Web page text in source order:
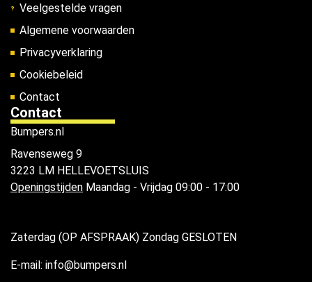
Veelgestelde vragen
Algemene voorwaarden
Privacyverklaring
Cookiebeleid
Contact
Contact
Bumpers.nl
Ravenseweg 9
3223 LM HELLEVOETSLUIS
Openingstijden Maandag - Vrijdag 09:00 - 17:00
Zaterdag (OP AFSPRAAK) Zondag GESLOTEN
E-mail: info@bumpers.nl